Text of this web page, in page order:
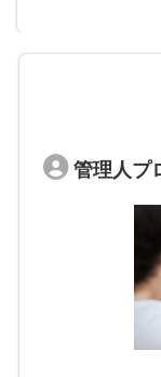
管理人プ